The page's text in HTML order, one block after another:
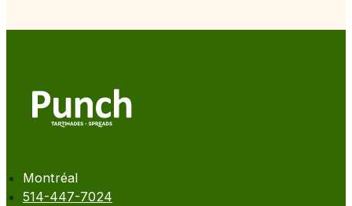
à
Montréal
514-447-7024